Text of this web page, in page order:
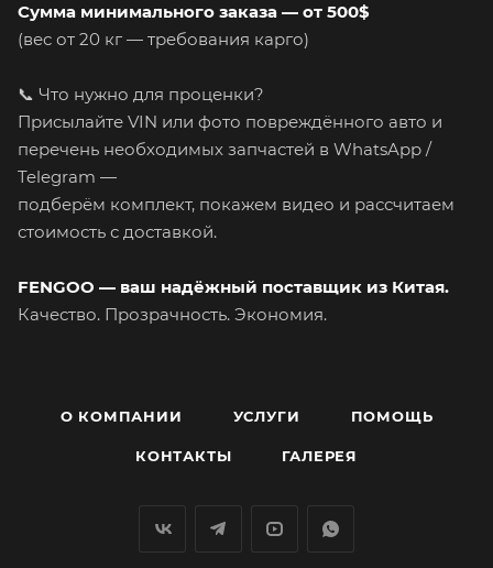
Сумма минимального заказа — от 500$
(вес от 20 кг — требования карго)
📞 Что нужно для проценки?
Присылайте VIN или фото повреждённого авто и
перечень необходимых запчастей в WhatsApp /
Telegram —
подберём комплект, покажем видео и рассчитаем
стоимость с доставкой.
FENGOO — ваш надёжный поставщик из Китая.
Качество. Прозрачность. Экономия.
О КОМПАНИИ УСЛУГИ ПОМОЩЬ
КОНТАКТЫ ГАЛЕРЕЯ